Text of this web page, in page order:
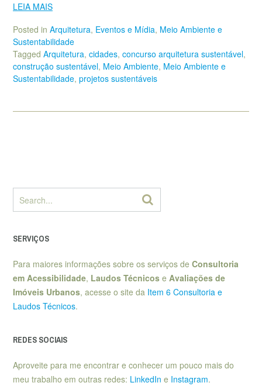
LEIA MAIS
Posted in Arquitetura, Eventos e Mídia, Meio Ambiente e
Sustentabilidade
Tagged Arquitetura, cidades, concurso arquitetura sustentável,
construção sustentável, Meio Ambiente, Meio Ambiente e
Sustentabilidade, projetos sustentáveis
SERVIÇOS
Para maiores informações sobre os serviços de Consultoria
em Acessibilidade, Laudos Técnicos e Avaliações de
Imóveis Urbanos, acesse o site da Item 6 Consultoria e
Laudos Técnicos.
REDES SOCIAIS
Aproveite para me encontrar e conhecer um pouco mais do
meu trabalho em outras redes: LinkedIn e Instagram.